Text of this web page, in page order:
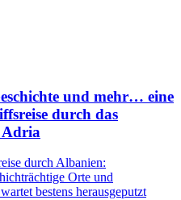
und mehr… eine
durch das
Adria
durch Albanien:
Orte und
bestens herausgeputzt